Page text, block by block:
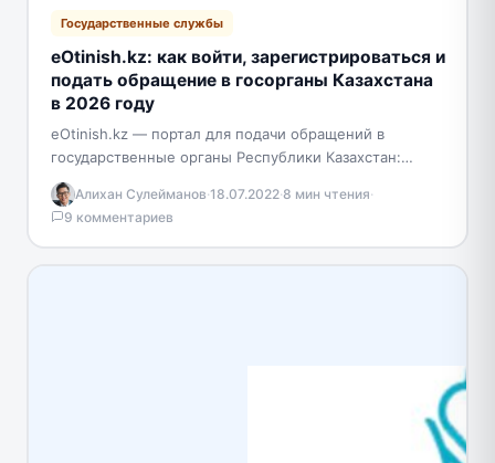
Государственные службы
eOtinish.kz: как войти, зарегистрироваться и
подать обращение в госорганы Казахстана
в 2026 году
eOtinish.kz — портал для подачи обращений в
государственные органы Республики Казахстан:
заявлений, жалоб и предложений. Подать обращение
можно как на сайте, так…
Алихан Сулейманов·18.07.2022·8 мин чтения·
9 комментариев